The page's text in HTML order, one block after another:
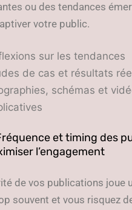
ou des tendances
votre public.
sur les tendances
de cas et résultats
schémas et
et timing des
l’engagement
de vos publications joue
souvent et vous risquez